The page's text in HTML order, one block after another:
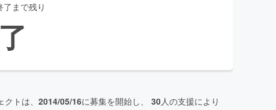
了まで残り
トは、 2014/05/16に募集を開始し、 30人の支援により